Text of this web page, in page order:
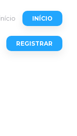
INÍCIO
REGISTRAR